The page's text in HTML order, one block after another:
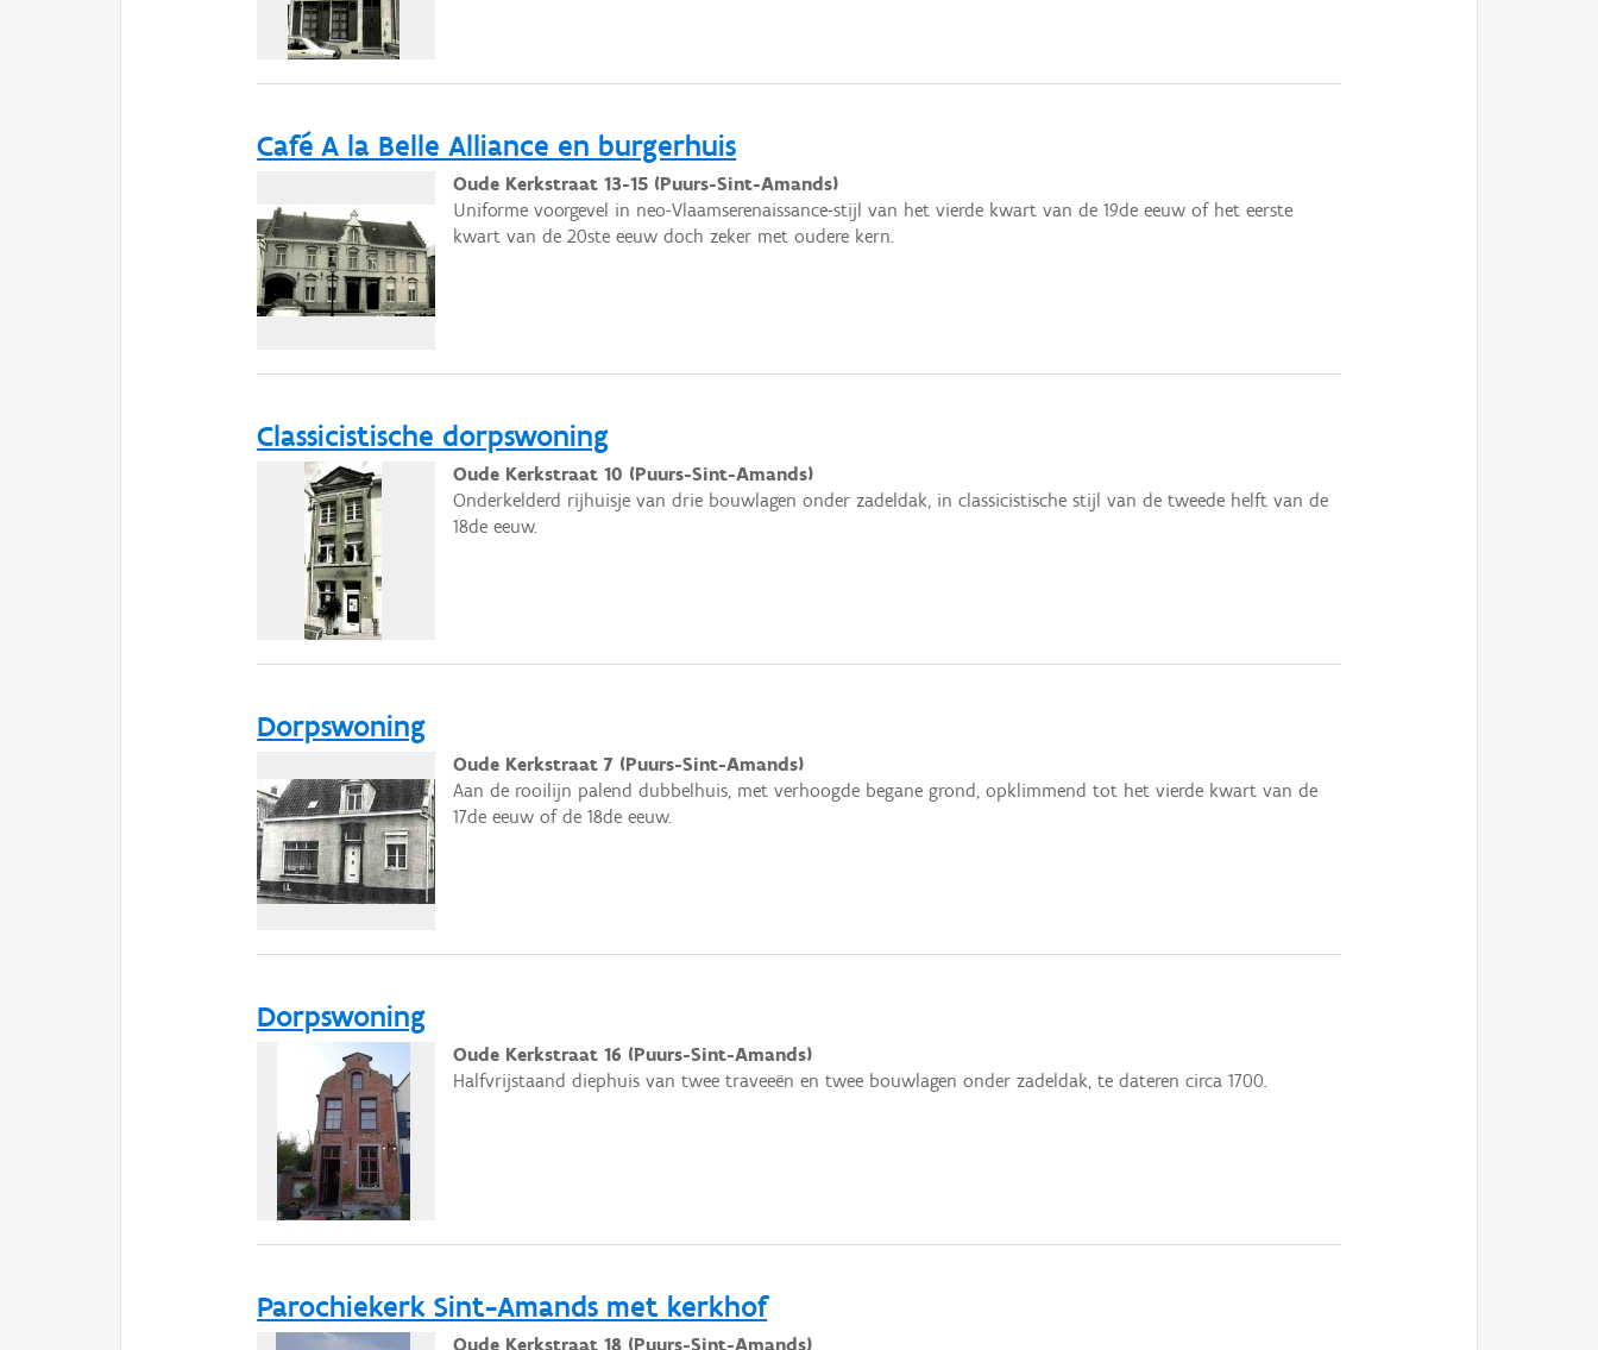
Café A la Belle Alliance en burgerhuis
Oude Kerkstraat 13-15 (Puurs-Sint-Amands)
Uniforme voorgevel in neo-Vlaamserenaissance-stijl van het vierde kwart van de 19de eeuw of het eerste
kwart van de 20ste eeuw doch zeker met oudere kern.
Classicistische dorpswoning
Oude Kerkstraat 10 (Puurs-Sint-Amands)
Onderkelderd rijhuisje van drie bouwlagen onder zadeldak, in classicistische stijl van de tweede helft van de
18de eeuw.
Dorpswoning
Oude Kerkstraat 7 (Puurs-Sint-Amands)
Aan de rooilijn palend dubbelhuis, met verhoogde begane grond, opklimmend tot het vierde kwart van de
17de eeuw of de 18de eeuw.
Dorpswoning
Oude Kerkstraat 16 (Puurs-Sint-Amands)
Halfvrijstaand diephuis van twee traveeën en twee bouwlagen onder zadeldak, te dateren circa 1700.
Parochiekerk Sint-Amands met kerkhof
Oude Kerkstraat 18 (Puurs-Sint-Amands)